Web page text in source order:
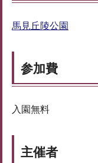
馬見丘陵公園
参加費
入園無料
主催者